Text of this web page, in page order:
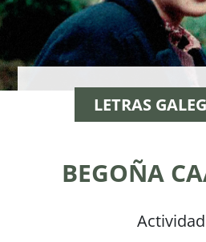
LETRAS
BEGOÑA